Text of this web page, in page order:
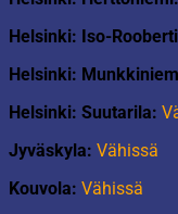
Helsinki: Iso-
Helsinki:
Helsinki: Suutarila:
Jyväskyla: Vähissä
Kouvola: Vähissä